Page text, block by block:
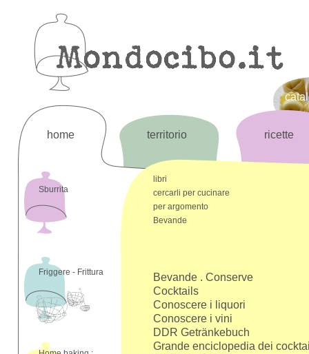
home territorio ricette
Sburrita
Friggere - Frittura
libri
cercarli per cucinare
per argomento
Bevande
Bevande . Conserve
Cocktails
Conoscere i liquori
Conoscere i vini
DDR Getränkebuch
Grande enciclopedia dei